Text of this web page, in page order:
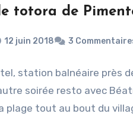
totora de
12 juin 2018 3
station balnéaire près
soirée resto avec
plage tout au bout du